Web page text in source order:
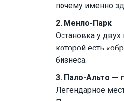
почему именно
2. Менло-Парк
Остановка у
которой есть
бизнеса.
3. Пало-Альто —
Легендарное